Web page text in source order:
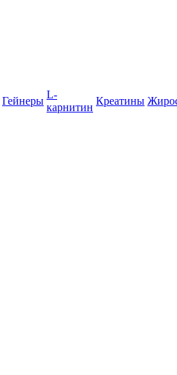
Гейнеры
L-
карнитин
Креатины